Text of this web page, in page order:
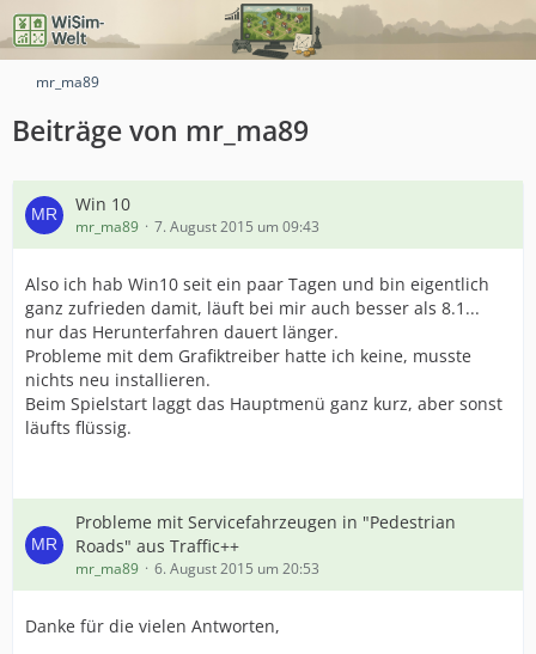
mr_ma89
Beiträge von mr_ma89
Win 10
mr_ma89 7. August 2015 um 09:43
Also ich hab Win10 seit ein paar Tagen und bin eigentlich
ganz zufrieden damit, läuft bei mir auch besser als 8.1...
nur das Herunterfahren dauert länger.
Probleme mit dem Grafiktreiber hatte ich keine, musste
nichts neu installieren.
Beim Spielstart laggt das Hauptmenü ganz kurz, aber sonst
läufts flüssig.
Probleme mit Servicefahrzeugen in "Pedestrian
Roads" aus Traffic++
mr_ma89 6. August 2015 um 20:53
Danke für die vielen Antworten,